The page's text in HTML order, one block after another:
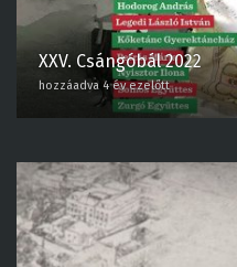
XXV. Csángóbál 2022
hozzáadva 4 év ezelőtt